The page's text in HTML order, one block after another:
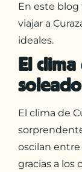
En este
viajar a
ideales.
El
El clima de
oscilan entre
gracias a los